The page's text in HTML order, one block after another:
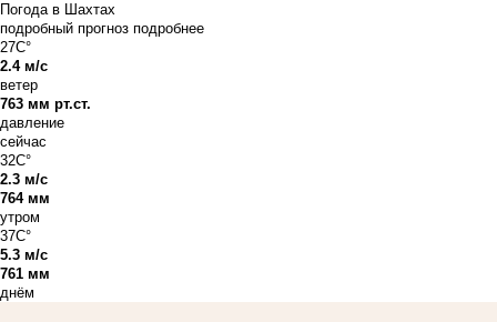
Погода в Шахтах
подробный прогноз подробнее
27C°
2.4 м/с
ветер
763 мм рт.ст.
давление
сейчас
32C°
2.3 м/с
764 мм
утром
37C°
5.3 м/с
761 мм
днём